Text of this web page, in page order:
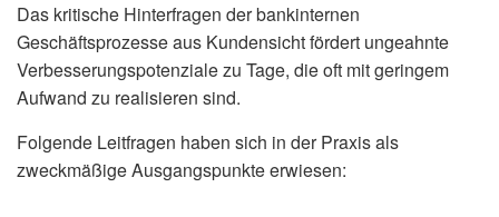
Das kritische Hinterfragen der bankinternen
Geschäftsprozesse aus Kundensicht fördert ungeahnte
Verbesserungspotenziale zu Tage, die oft mit geringem
Aufwand zu realisieren sind.
Folgende Leitfragen haben sich in der Praxis als
zweckmäßige Ausgangspunkte erwiesen: